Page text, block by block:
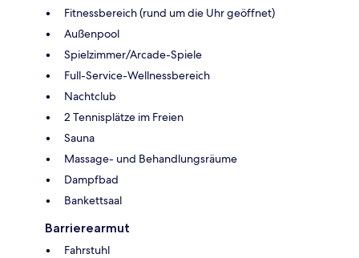
Fitnessbereich (rund um die Uhr geöffnet)
Außenpool
Spielzimmer/Arcade-Spiele
Full-Service-Wellnessbereich
Nachtclub
2 Tennisplätze im Freien
Sauna
Massage- und Behandlungsräume
Dampfbad
Bankettsaal
Barrierearmut
Fahrstuhl